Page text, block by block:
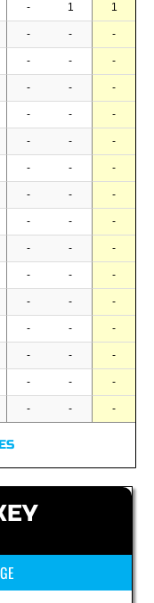
- 1 1
- - -
- - -
- - -
- - -
- - -
- - -
- - -
- - -
- - -
- - -
- - -
- - -
- - -
- - -
- - -